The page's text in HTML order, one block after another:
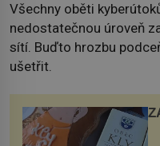
Všechny oběti
nedostatečnou úroveň
sítí. Buďto hrozbu
ušetřit.